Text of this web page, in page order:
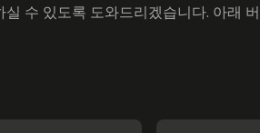
수 있도록 도와드리겠습니다. 아래